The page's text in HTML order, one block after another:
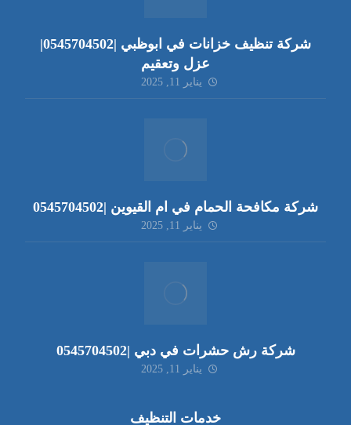
شركة تنظيف خزانات في ابوظبي |0545704502|
عزل وتعقيم
يناير 11, 2025
شركة مكافحة الحمام في ام القيوين |0545704502
يناير 11, 2025
شركة رش حشرات في دبي |0545704502
يناير 11, 2025
خدمات التنظيف